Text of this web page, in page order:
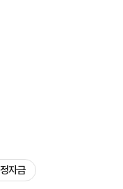
자금